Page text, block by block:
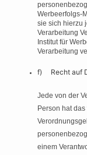
Werbeerfolgs-
sie sich hierzu
Verarbeitung
Institut für
Verarbeitung
f) Recht auf
Jede von der
Person hat
einem